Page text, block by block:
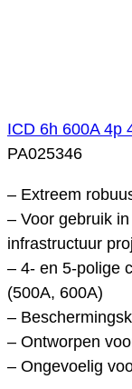
ICD 6h 600A 4p
PA025346
– Extreem
– Voor gebruik
infrastructuur
– 4- en 5-polige
(500A, 600A)
–
– Ontworpen
– Ongevoelig